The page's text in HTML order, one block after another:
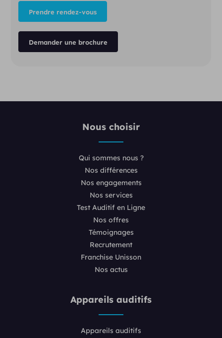
Prendre rendez-vous
Demander une brochure
Nous choisir
Qui sommes nous ?
Nos différences
Nos engagements
Nos services
Test Auditif en Ligne
Nos offres
Témoignages
Recrutement
Franchise Unisson
Nos actus
Appareils auditifs
Appareils auditifs